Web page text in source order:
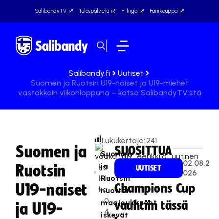
SalibandyTV Tulospalvelu F-liiga Fanikauppa
Salibandy.fi
Uutiset
Suomen ja Ruotsin U19-naiset ja U19-miehet
vastakkain viikonloppuna – katso SalibandyTV:stä
Suomen ja
Ruotsin
U19-naiset
ja U19-
Mi
ka
Hils
ka
0
4
Lukukertoja:241
Suomen
ja
Ruotsin
nuorten
maajoukkueet
iskevät
SUOSITTUA
UUTISET
02.08.2
026
Champions Cup
vauhtiin tässä